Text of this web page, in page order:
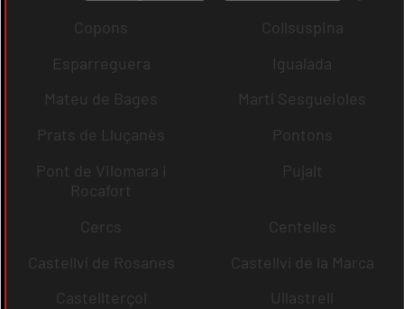
Copons
Collsuspina
Esparreguera
Igualada
Mateu de Bages
Martí Sesgueioles
Prats de Lluçanès
Pontons
Pont de Vilomara i
Rocafort
Pujalt
Cercs
Centelles
Castellví de Rosanes
Castellví de la Marca
Castellterçol
Ullastrell